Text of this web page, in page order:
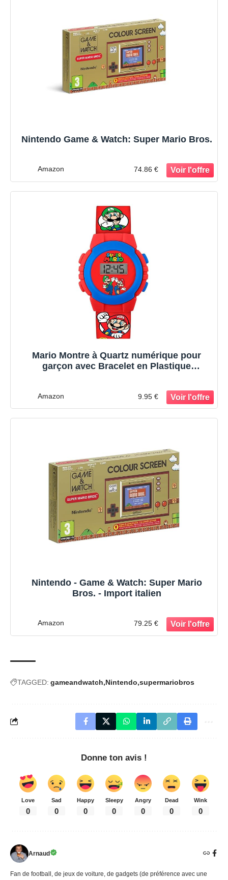
Nintendo Game & Watch: Super Mario Bros.
Amazon 74.86 €
Mario Montre à Quartz numérique pour
garçon avec Bracelet en Plastique
Amazon 9.95 €
Nintendo - Game & Watch: Super Mario
Bros. - Import italien
Amazon 79.25 €
TAGGED: gameandwatch Nintendo supermariobros
Donne ton avis !
Love
0
Sad
0
Happy
0
Sleepy
0
Angry
0
Dead
0
Wink
0
Arnaud
Fan de football, de jeux de voiture, de gadgets (de préférence avec une